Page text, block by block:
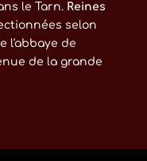
le Tarn. Reines
selon
l'abbaye de
de la grande